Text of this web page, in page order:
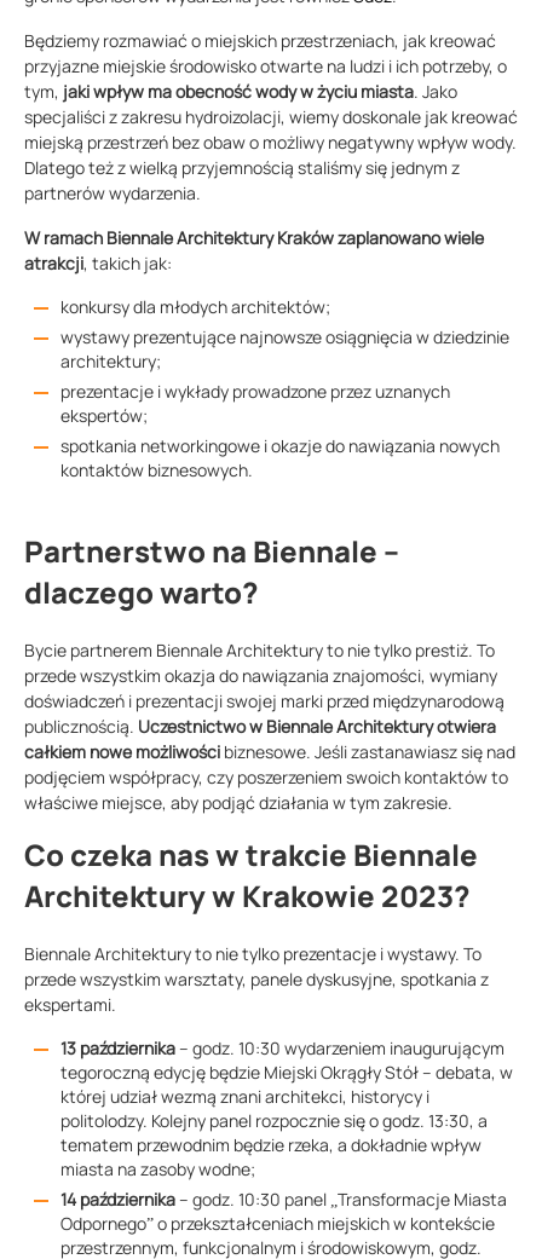
Będziemy rozmawiać o miejskich przestrzeniach, jak kreować
przyjazne miejskie środowisko otwarte na ludzi i ich potrzeby, o
tym, jaki wpływ ma obecność wody w życiu miasta. Jako
specjaliści z zakresu hydroizolacji, wiemy doskonale jak kreować
miejską przestrzeń bez obaw o możliwy negatywny wpływ wody.
Dlatego też z wielką przyjemnością staliśmy się jednym z
partnerów wydarzenia.
W ramach Biennale Architektury Kraków zaplanowano wiele
atrakcji, takich jak:
konkursy dla młodych architektów;
wystawy prezentujące najnowsze osiągnięcia w dziedzinie
architektury;
prezentacje i wykłady prowadzone przez uznanych
ekspertów;
spotkania networkingowe i okazje do nawiązania nowych
kontaktów biznesowych.
Partnerstwo na Biennale –
dlaczego warto?
Bycie partnerem Biennale Architektury to nie tylko prestiż. To
przede wszystkim okazja do nawiązania znajomości, wymiany
doświadczeń i prezentacji swojej marki przed międzynarodową
publicznością. Uczestnictwo w Biennale Architektury otwiera
całkiem nowe możliwości biznesowe. Jeśli zastanawiasz się nad
podjęciem współpracy, czy poszerzeniem swoich kontaktów to
właściwe miejsce, aby podjąć działania w tym zakresie.
Co czeka nas w trakcie Biennale
Architektury w Krakowie 2023?
Biennale Architektury to nie tylko prezentacje i wystawy. To
przede wszystkim warsztaty, panele dyskusyjne, spotkania z
ekspertami.
13 października– godz. 10:30 wydarzeniem inaugurującym
tegoroczną edycję będzie Miejski Okrągły Stół – debata, w
której udział wezmą znani architekci, historycy i
politolodzy. Kolejny panel rozpocznie się o godz. 13:30, a
tematem przewodnim będzie rzeka, a dokładnie wpływ
miasta na zasoby wodne;
14 października– godz. 10:30 panel „Transformacje Miasta
Odpornego” o przekształceniach miejskich w kontekście
przestrzennym, funkcjonalnym i środowiskowym, godz.